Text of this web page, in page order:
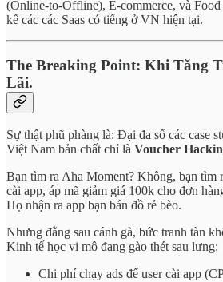
(Online-to-Offline), E-commerce, và
kể các các Saas có tiếng ở VN hiện tại.
The Breaking Point: Khi Tăng
Lãi.
Sự thật phũ phàng là: Đại đa số các case
Việt Nam bản chất chỉ là Voucher
Bạn tìm ra Aha Moment? Không, bạn tìm
cài app, áp mã giảm giá 100k cho đơn
Họ nhận ra app bạn bán đồ rẻ bèo.
Nhưng đằng sau cánh gà, bức tranh tàn
Kinh tế học vi mô đang gào thét sau lưng:
Chi phí chạy ads để user cài app